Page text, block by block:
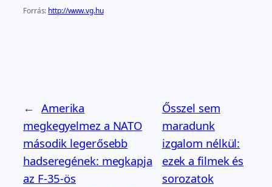
Forrás: http://www.vg.hu
← Amerika
megkegyelmez a NATO
második legerősebb
hadseregének: megkapja
az F-35-ös
Ősszel sem
maradunk
izgalom nélkül:
ezek a filmek és
sorozatok